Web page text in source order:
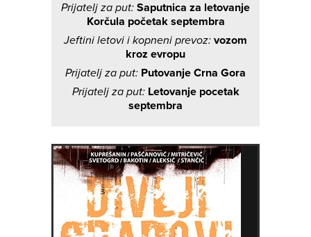
Prijatelj za put: Saputnica za letovanje
Korčula početak septembra
Jeftini letovi i kopneni prevoz: vozom
kroz evropu
Prijatelj za put: Putovanje Crna Gora
Prijatelj za put: Letovanje pocetak
septembra